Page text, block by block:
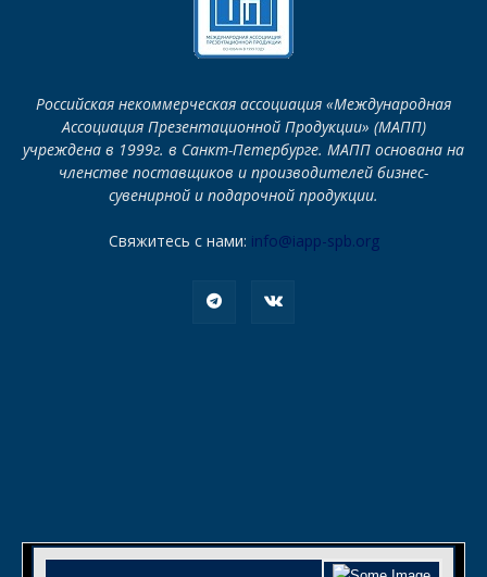
Российская некоммерческая ассоциация «Международная
Ассоциация Презентационной Продукции» (МАПП)
учреждена в 1999г. в Санкт-Петербурге. МАПП основана на
членстве поставщиков и производителей бизнес-
сувенирной и подарочной продукции.
Свяжитесь с нами: info@iapp-spb.org